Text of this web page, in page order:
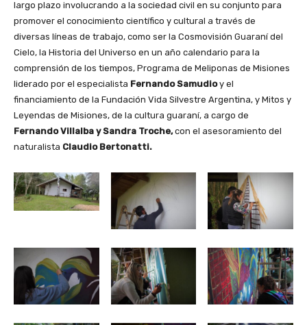
largo plazo involucrando a la sociedad civil en su conjunto para
promover el conocimiento científico y cultural a través de
diversas líneas de trabajo, como ser la Cosmovisión Guaraní del
Cielo, la Historia del Universo en un año calendario para la
comprensión de los tiempos, Programa de Meliponas de Misiones
liderado por el especialista Fernando Samudioy el
financiamiento de la Fundación Vida Silvestre Argentina, y Mitos y
Leyendas de Misiones, de la cultura guaraní, a cargo de
Fernando Villalba y Sandra Troche,con el asesoramiento del
naturalista Claudio Bertonatti.